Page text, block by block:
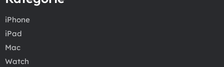
iPhone
iPad
Mac
Watch